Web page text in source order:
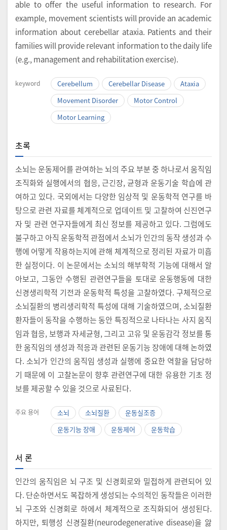
able to offer the useful information to research. For
example, movement scientists will provide an academic
information about cerebellar ataxia. Patients and their
families will provide relevant information to the daily life
(e.g., management and rehabilitation exercise).
keyword Cerebellum Cerebellar Disease
Ataxia
Movement Disorder
Motor Control
Motor Learning
초록
소뇌는 운동제어를 관여하는 뇌의 주요 부분 중 하나로서 움직임
조직화와 실행에서의 협응, 근긴장, 균형과 운동기술 학습에 관
여하고 있다. 국외에서는 다양한 임상적 및 운동학적 연구를 바
탕으로 관련 자료를 체계적으로 업데이트 및 고찰하여 신진연구
자 및 관련 연구자들에게 최신 정보를 제공하고 있다. 그럼에도
불구하고 아직 운동학적 관점에서 소뇌가 인간의 동작 생성과 수
행에 어떻게 작용하는지에 관해 체계적으로 정리된 자료가 미흡
한 실정이다. 이 논문에서는 소뇌의 해부학적 기능에 대해서 알
아보고, 그동안 수행된 관련연구들을 토대로 운동행동에 대한
신경생리학적 기전과 운동학적 특성을 고찰하였다. 구체적으로
소뇌질환의 병리생리학적 특성에 대해 기술하였으며, 소뇌질환
환자들이 동작을 수행하는 동안 특징적으로 나타나는 사지 움직
임과 협응, 보행과 자세균형, 그리고 고유 및 운동감각 정보를 통
한 움직임의 생성과 적응과 관련된 운동기능 장애에 대해 논하였
다. 소뇌가 인간의 움직임 생성과 실행에 중요한 역할을 담당하
기 때문에 이 고찰논문이 향후 관련연구에 대한 유용한 기초 정
보를 제공할 수 있을 것으로 사료된다.
주요 용어 소뇌 소뇌질환
운동실조증
운동기능 장애
운동제어 운동학습
서 론
인간의 움직임은 뇌 구조 및 신경회로와 밀접하게 관련되어 있
다. 단순하면서도 복잡하게 생성되는 수의적인 동작들은 이러한
뇌 구조와 신경회로 하에서 체계적으로 조직화되어 생성된다.
하지만, 퇴행성 신경질환(neurodegenerative disease)을 앓